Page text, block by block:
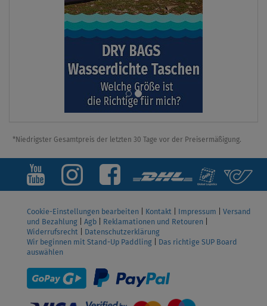
*Niedrigster Gesamtpreis der letzten 30 Tage vor der Preisermäßigung.
Cookie-Einstellungen bearbeiten Kontakt Impressum
Versand
und Bezahlung
Agb Reklamationen und Retouren
Widerrufsrecht
Datenschutzerklärung
Wir beginnen mit Stand-Up Paddling
Das richtige SUP Board
auswählen